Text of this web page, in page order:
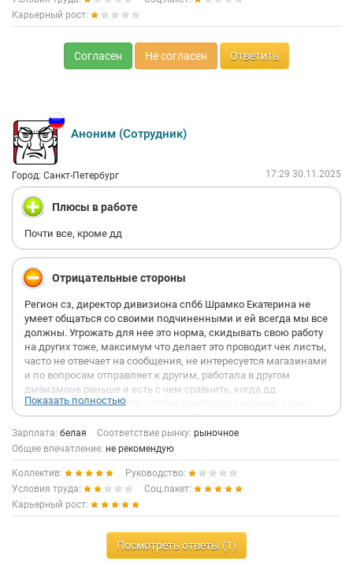
Карьерный рост:
Согласен Не согласен Ответить
Аноним (Сотрудник)
Город: Санкт-Петербург 17:29 30.11.2025
Плюсы в работе
Почти все, кроме дд
Отрицательные стороны
Регион сз, директор дивизиона спб6 Шрамко Екатерина не
умеет общаться со своими подчиненными и ей всегда мы все
должны. Угрожать для нее это норма, скидывать свою работу
на других тоже, максимум что делает это проводит чек листы,
часто не отвечает на сообщения, не интересуется магазинами
и по вопросам отправляет к другим, работала в другом
дмвизмоне раньше и есть с чем сравнить, когда дд
заинтересован и вместе с тобой ищет пути решения, здесь
такого нет и будет только если дд убрать.
Были ситуации когда нужно было выходить на работу из-за
того что мало сотрудников и я не откажу, но не когда это 7/0,
или выходной прям запланирован а меня не просят выйти а
указывают мне, зато к своим выходным дд относится
уважительно, если что-то горит, то на сообщение может не
ответить а сб и вс трафик звонить не всегда есть
возможность, в общем, как будто без дд живем, только еще и
терроризируют нашу психику пытаясь во всем обвинить всех
Дд не справляется, странно что этого никто не видит,
Показать полностью
Зарплата: белая Соответствие рынку: рыночное
Общее впечатление: не рекомендую
Коллектив:
Руководство:
Условия труда:
Соц.пакет:
Карьерный рост:
Посмотреть ответы (1)